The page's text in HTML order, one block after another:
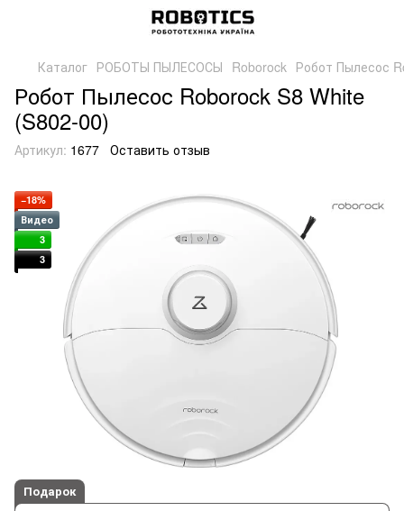
Каталог РОБОТЫ ПЫЛЕСОСЫ Roborock Робот Пылесос
Робот Пылесос Roborock S8 White
(S802-00)
Артикул: 1677 Оставить отзыв
−18%
Видео
3
3
Подарок